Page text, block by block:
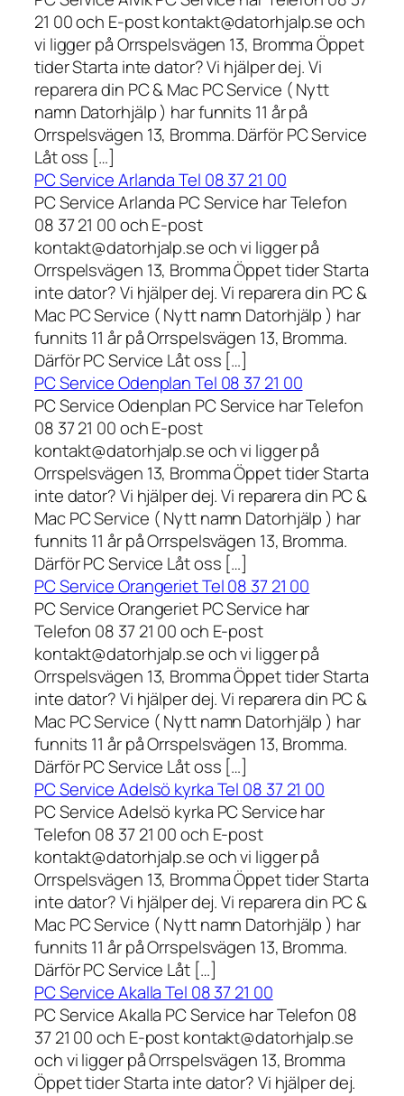
21 00 och E-post kontakt@datorhjalp.se och
vi ligger på Orrspelsvägen 13, Bromma Öppet
tider Starta inte dator? Vi hjälper dej. Vi
reparera din PC & Mac PC Service ( Nytt
namn Datorhjälp ) har funnits 11 år på
Orrspelsvägen 13, Bromma. Därför PC Service
Låt oss […]
PC Service Arlanda Tel 08 37 21 00
PC Service Arlanda PC Service har Telefon
08 37 21 00 och E-post
kontakt@datorhjalp.se och vi ligger på
Orrspelsvägen 13, Bromma Öppet tider Starta
inte dator? Vi hjälper dej. Vi reparera din PC &
Mac PC Service ( Nytt namn Datorhjälp ) har
funnits 11 år på Orrspelsvägen 13, Bromma.
Därför PC Service Låt oss […]
PC Service Odenplan Tel 08 37 21 00
PC Service Odenplan PC Service har Telefon
08 37 21 00 och E-post
kontakt@datorhjalp.se och vi ligger på
Orrspelsvägen 13, Bromma Öppet tider Starta
inte dator? Vi hjälper dej. Vi reparera din PC &
Mac PC Service ( Nytt namn Datorhjälp ) har
funnits 11 år på Orrspelsvägen 13, Bromma.
Därför PC Service Låt oss […]
PC Service Orangeriet Tel 08 37 21 00
PC Service Orangeriet PC Service har
Telefon 08 37 21 00 och E-post
kontakt@datorhjalp.se och vi ligger på
Orrspelsvägen 13, Bromma Öppet tider Starta
inte dator? Vi hjälper dej. Vi reparera din PC &
Mac PC Service ( Nytt namn Datorhjälp ) har
funnits 11 år på Orrspelsvägen 13, Bromma.
Därför PC Service Låt oss […]
PC Service Adelsö kyrka Tel 08 37 21 00
PC Service Adelsö kyrka PC Service har
Telefon 08 37 21 00 och E-post
kontakt@datorhjalp.se och vi ligger på
Orrspelsvägen 13, Bromma Öppet tider Starta
inte dator? Vi hjälper dej. Vi reparera din PC &
Mac PC Service ( Nytt namn Datorhjälp ) har
funnits 11 år på Orrspelsvägen 13, Bromma.
Därför PC Service Låt […]
PC Service Akalla Tel 08 37 21 00
PC Service Akalla PC Service har Telefon 08
37 21 00 och E-post kontakt@datorhjalp.se
och vi ligger på Orrspelsvägen 13, Bromma
Öppet tider Starta inte dator? Vi hjälper dej.